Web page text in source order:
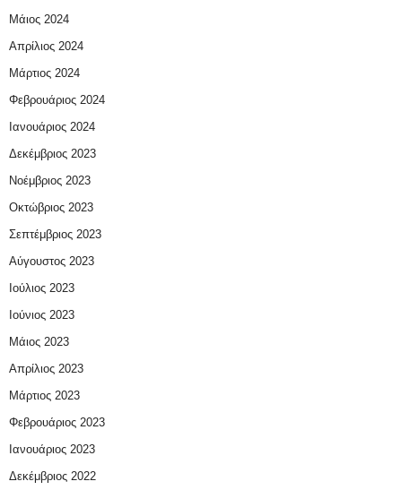
Μάιος 2024
Απρίλιος 2024
Μάρτιος 2024
Φεβρουάριος 2024
Ιανουάριος 2024
Δεκέμβριος 2023
Νοέμβριος 2023
Οκτώβριος 2023
Σεπτέμβριος 2023
Αύγουστος 2023
Ιούλιος 2023
Ιούνιος 2023
Μάιος 2023
Απρίλιος 2023
Μάρτιος 2023
Φεβρουάριος 2023
Ιανουάριος 2023
Δεκέμβριος 2022